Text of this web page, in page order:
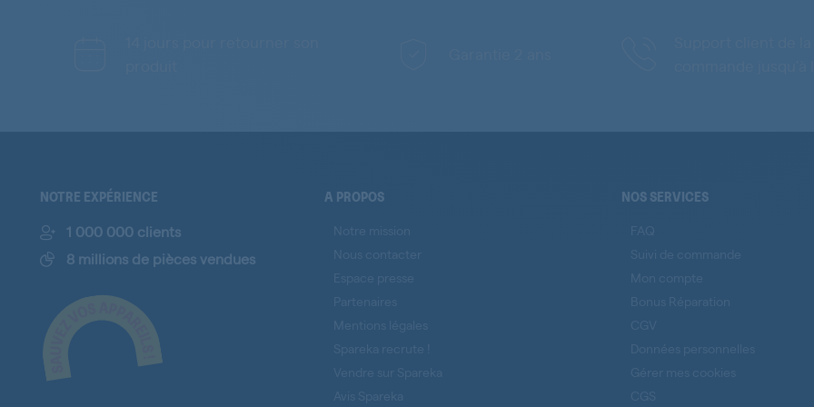
NOTRE EXPÉRIENCE
1 000 000 clients
8 millions de pièces vendues
A PROPOS NOS SERVICES